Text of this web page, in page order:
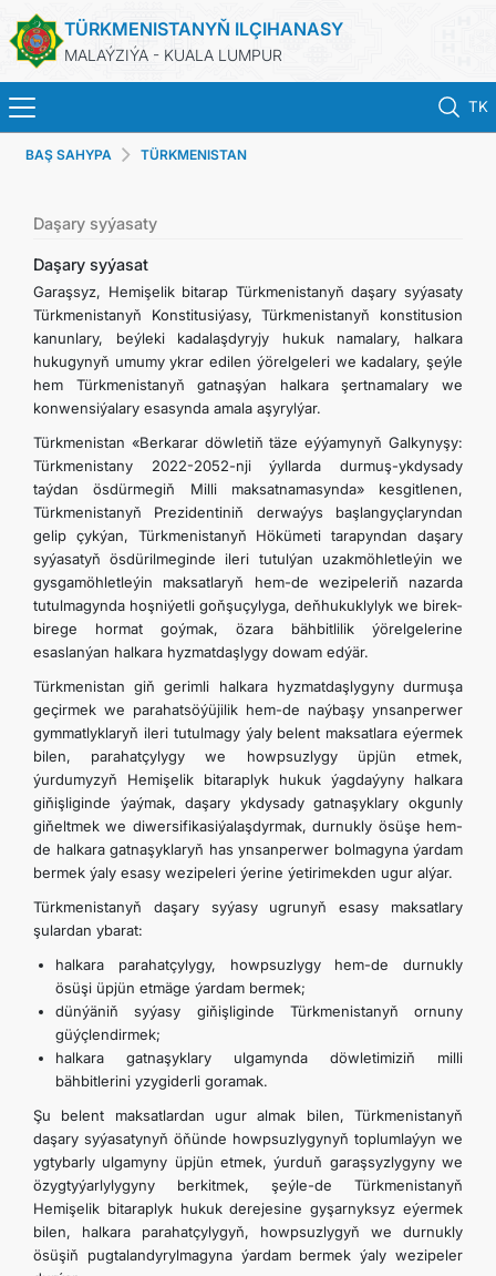
TÜRKMENISTANYŇ ILÇIHANASY
MALAÝZIÝA - KUALA LUMPUR
TK
BAŞ SAHYPA
TÜRKMENISTAN
KONSULLYK HYZMATLARY
DIM
INVEST TO TURKMENISTAN!
ARAGATNAŞYK
BAŞ SAHYPA TÜRKMENISTAN
Daşary syýasaty
Daşary syýasat
Garaşsyz, Hemişelik bitarap Türkmenistanyň daşary syýasaty
Türkmenistanyň Konstitusiýasy, Türkmenistanyň konstitusion
kanunlary, beýleki kadalaşdyryjy hukuk namalary, halkara
hukugynyň umumy ykrar edilen ýörelgeleri we kadalary, şeýle
hem Türkmenistanyň gatnaşýan halkara şertnamalary we
konwensiýalary esasynda amala aşyrylýar.
Türkmenistan «Berkarar döwletiň täze eýýamynyň Galkynyşy:
Türkmenistany 2022-2052-nji ýyllarda durmuş-ykdysady
taýdan ösdürmegiň Milli maksatnamasynda» kesgitlenen,
Türkmenistanyň Prezidentiniň derwaýys başlangyçlaryndan
gelip çykýan, Türkmenistanyň Hökümeti tarapyndan daşary
syýasatyň ösdürilmeginde ileri tutulýan uzakmöhletleýin we
gysgamöhletleýin maksatlaryň hem-de wezipeleriň nazarda
tutulmagynda hoşniýetli goňşuçylyga, deňhukuklylyk we birek-
birege hormat goýmak, özara bähbitlilik ýörelgelerine
esaslanýan halkara hyzmatdaşlygy dowam edýär.
Türkmenistan giň gerimli halkara hyzmatdaşlygyny durmuşa
geçirmek we parahatsöýüjilik hem-de naýbaşy ynsanperwer
gymmatlyklaryň ileri tutulmagy ýaly belent maksatlara eýermek
bilen, parahatçylygy we howpsuzlygy üpjün etmek,
ýurdumyzyň Hemişelik bitaraplyk hukuk ýagdaýyny halkara
giňişliginde ýaýmak, daşary ykdysady gatnaşyklary okgunly
giňeltmek we diwersifikasiýalaşdyrmak, durnukly ösüşe hem-
de halkara gatnaşyklaryň has ynsanperwer bolmagyna ýardam
bermek ýaly esasy wezipeleri ýerine ýetirimekden ugur alýar.
Türkmenistanyň daşary syýasy ugrunyň esasy maksatlary
şulardan ybarat:
halkara parahatçylygy, howpsuzlygy hem-de durnukly
ösüşi üpjün etmäge ýardam bermek;
dünýäniň syýasy giňişliginde Türkmenistanyň ornuny
güýçlendirmek;
halkara gatnaşyklary ulgamynda döwletimiziň milli
bähbitlerini yzygiderli goramak.
Şu belent maksatlardan ugur almak bilen, Türkmenistanyň
daşary syýasatynyň öňünde howpsuzlygynyň toplumlaýyn we
ygtybarly ulgamyny üpjün etmek, ýurduň garaşsyzlygyny we
özygtyýarlylygyny berkitmek, şeýle-de Türkmenistanyň
Hemişelik bitaraplyk hukuk derejesine gyşarnyksyz eýermek
bilen, halkara parahatçylygyň, howpsuzlygyň we durnukly
ösüşiň pugtalandyrylmagyna ýardam bermek ýaly wezipeler